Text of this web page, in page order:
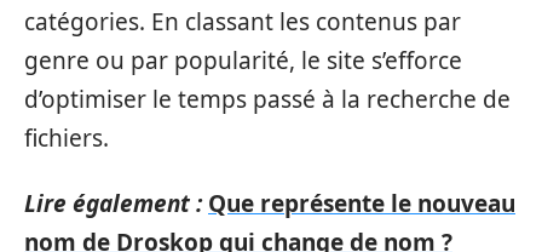
catégories. En classant les contenus par
genre ou par popularité, le site s’efforce
d’optimiser le temps passé à la recherche de
fichiers.
Lire également : Que représente le nouveau
nom de Droskop qui change de nom ?